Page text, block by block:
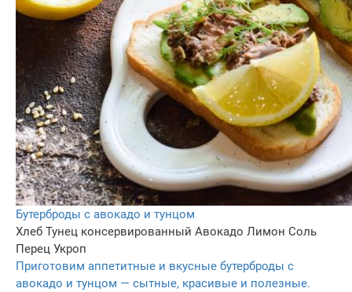
Бутерброды с авокадо и тунцом
Хлеб Тунец консервированный Авокадо Лимон Соль
Перец Укроп
Приготовим аппетитные и вкусные бутерброды с
авокадо и тунцом — сытные, красивые и полезные.